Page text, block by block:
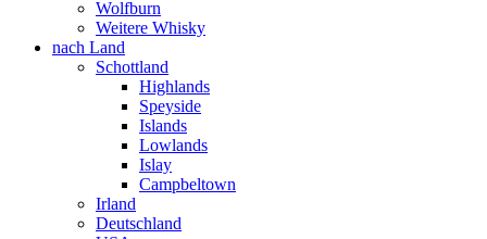
Wolfburn
Weitere Whisky
nach Land
Schottland
Highlands
Speyside
Islands
Lowlands
Islay
Campbeltown
Irland
Deutschland